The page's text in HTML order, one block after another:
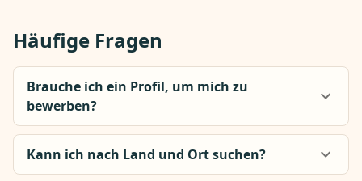
Häufige Fragen
Brauche ich ein Profil, um mich zu
bewerben?
Kann ich nach Land und Ort suchen?